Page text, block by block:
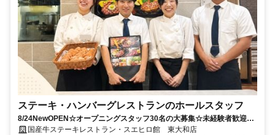
ステーキ・ハンバーグレストランのホールスタッフ
8/24NewOPEN☆オープニングスタッフ30名の大募集☆未経験者歓迎☆
平日だけ・土日だけもOK！
国産牛ステーキレストラン・スエヒロ館 東大和店